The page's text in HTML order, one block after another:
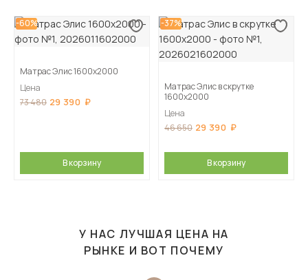
-60%
Матрас Элис 1600х2000
Цена
73 480 29 390
В корзину
-37%
Матрас Элис в скрутке
1600х2000
Цена
46 650 29 390
В корзину
У НАС ЛУЧШАЯ ЦЕНА НА
РЫНКЕ И ВОТ ПОЧЕМУ